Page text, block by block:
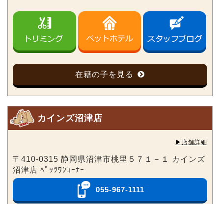
在籍の子を見る
カインズ沼津店
▶︎店舗詳細
〒410-0315 静岡県沼津市桃里５７１－１ カインズ
沼津店 ﾍﾟｯﾂﾜﾝｺｰﾅｰ
055-967-1111